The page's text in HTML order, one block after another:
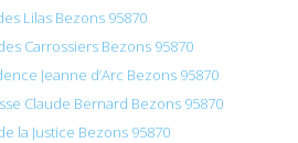
Lilas Bezons 95870
Carrossiers Bezons 95870
Jeanne d’Arc Bezons 95870
Claude Bernard Bezons 95870
la Justice Bezons 95870